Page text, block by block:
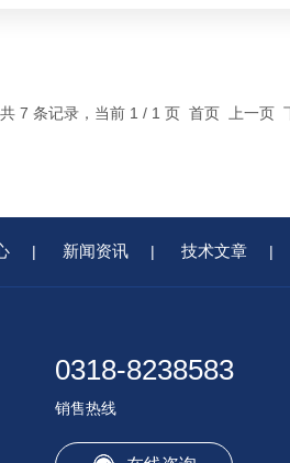
共 7 条记录，当前 1 / 1 页 首页 上一页
| 新闻资讯 | 技术文章 |
0318-8238583
销售热线